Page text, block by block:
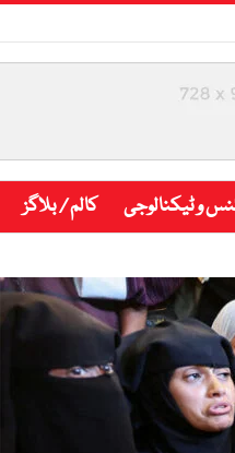
و ٹیکنالوجی کالم / بلاگز